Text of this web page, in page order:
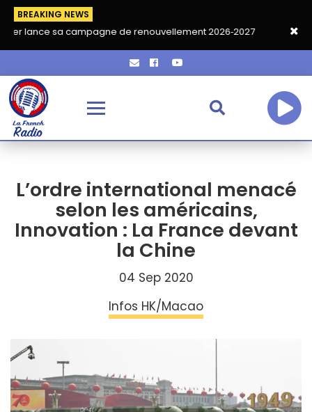
BREAKING NEWS
campagne de renouvellement 2026‑2027 Grand café de
L’ordre international menacé
selon les américains,
Innovation : La France devant
la Chine
04 Sep 2020
Infos HK/Macao